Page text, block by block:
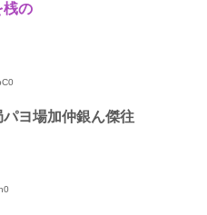
桟の
ヨ場加仲銀ん傑往